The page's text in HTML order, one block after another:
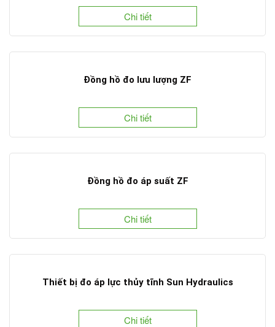
Chi tiết
Đồng hồ đo lưu lượng ZF
Chi tiết
Đồng hồ đo áp suất ZF
Chi tiết
Thiết bị đo áp lực thủy tĩnh Sun Hydraulics
Chi tiết